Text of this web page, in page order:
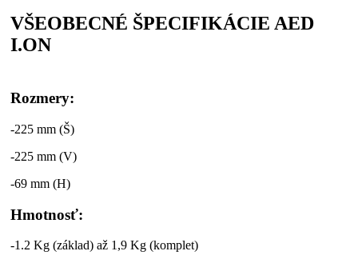
VŠEOBECNÉ ŠPECIFIKÁCIE AED
I.ON
Rozmery:
-225 mm (Š)
-225 mm (V)
-69 mm (H)
Hmotnosť:
-1.2 Kg (základ) až 1,9 Kg (komplet)